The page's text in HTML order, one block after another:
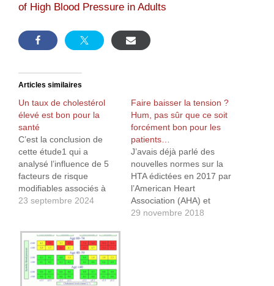
of High Blood Pressure in Adults
Articles similaires
Un taux de cholestérol
élevé est bon pour la
santé
C’est la conclusion de
cette étude1 qui a
analysé l’influence de 5
facteurs de risque
modifiables associés à
une maladie
que ce soit. Les éléments
sont les suivants : indice
de masse corporelle,
pression artérielle
23 septembre 2024
Faire baisser la tension ?
Hum, pas sûr que ce soit
forcément bon pour les
patients…
J’avais déjà parlé des
nouvelles normes sur la
HTA édictées en 2017 par
l’American Heart
Association (AHA) et
l’American College of
29 novembre 2018